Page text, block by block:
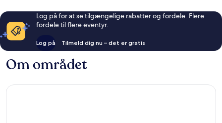
Log på for at se tilgængelige rabatter og fordele. Flere
fordele til flere eventyr.
Log på Tilmeld dig nu – det er gratis
Om området